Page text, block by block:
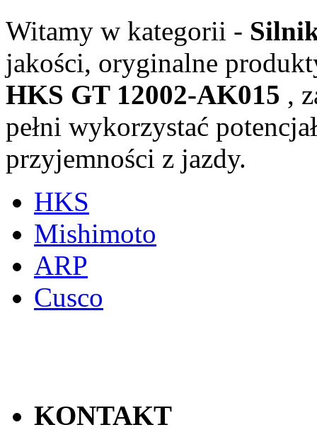
Witamy w kategorii -
jakości, oryginalne
HKS GT 12002-AK015 ,
pełni wykorzystać
przyjemności z jazdy.
HKS
Mishimoto
ARP
Cusco
KONTAKT